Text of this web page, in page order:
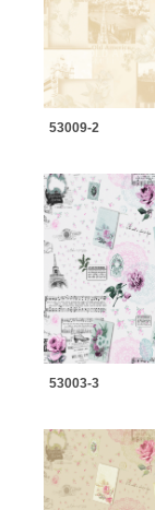
53009-2
53003-3